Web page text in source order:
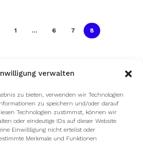
verwalten
zu bieten, verwenden wir Technologien
zu speichern und/oder darauf
Technologien zustimmst, können wir
oder eindeutige IDs auf dieser Website
Einwillligung nicht erteilst oder
Merkmale und Funktionen
1 … 6 7 8